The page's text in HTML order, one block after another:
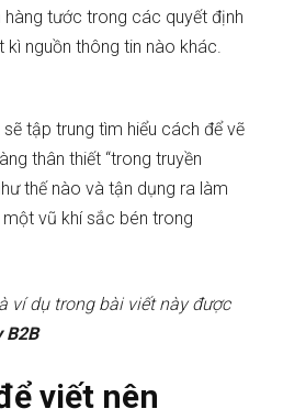
tước trong các quyết định
kì nguồn thông tin nào khác.
tập trung tìm hiểu cách để vẽ
thân thiết “trong truyền
thế nào và tận dụng ra làm
vũ khí sắc bén trong
ví dụ trong bài viết này được
B2B
viết nên